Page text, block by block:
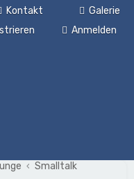
Galerie
Kontakt
Anmelden
Smalltalk